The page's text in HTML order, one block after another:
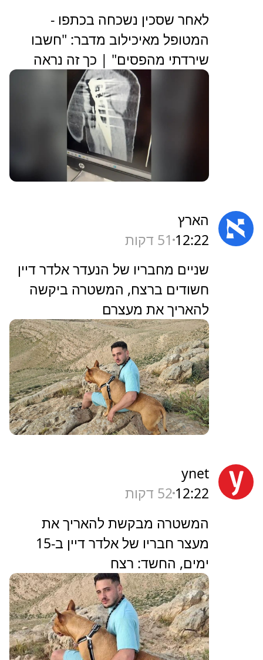
לאחר שסכין נשכחה בכתפו -
המטופל מאיכילוב מדבר: "חשבו
שירדתי מהפסים" | כך זה נראה
הארץ
12:22 51 דקות
‏שניים מחבריו של הנעדר אלדר דיין
חשודים ברצח, המשטרה ביקשה
להאריך את מעצרם
ynet
12:22 52 דקות
המשטרה מבקשת להאריך את
מעצר חבריו של אלדר דיין ב-15
ימים, החשד: רצח